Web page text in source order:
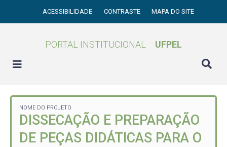
ACESSIBILIDADE CONTRASTE MAPA DO SITE
PORTAL INSTITUCIONAL UFPEL
NOME DO PROJETO
DISSECAÇÃO E PREPARAÇÃO
DE PEÇAS DIDÁTICAS PARA O